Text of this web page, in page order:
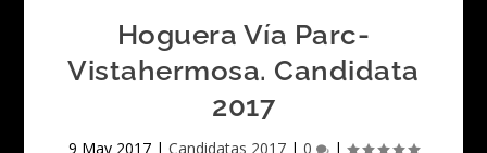
Hoguera Vía Parc-
Vistahermosa. Candidata
2017
9 May 2017 | Candidatas 2017 | 0 |